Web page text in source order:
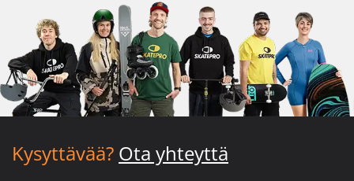
Kysyttävää? Ota yhteyttä